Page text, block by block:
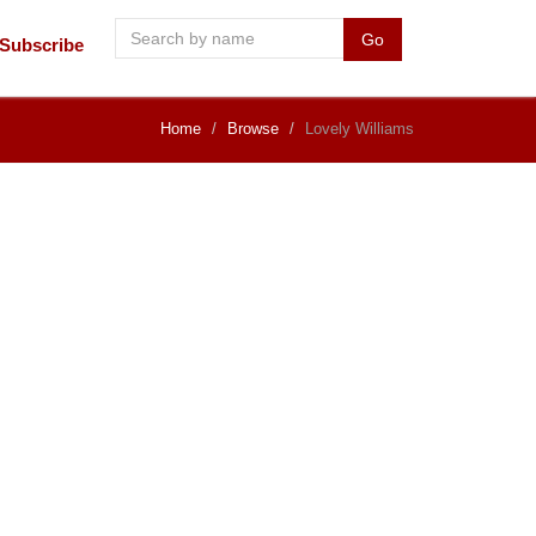
Subscribe Go
Home Browse Lovely Williams